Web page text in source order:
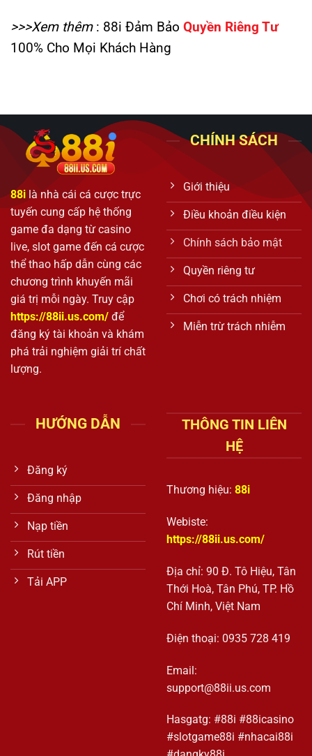
>>>Xem thêm: 88i Đảm Bảo Quyền Riêng Tư
100% Cho Mọi Khách Hàng
88i là nhà cái cá cược trực
tuyến cung cấp hệ thống
game đa dạng từ casino
live, slot game đến cá cược
thể thao hấp dẫn cùng các
chương trình khuyến mãi
giá trị mỗi ngày. Truy cập
https://88ii.us.com/ để
đăng ký tài khoản và khám
phá trải nghiệm giải trí chất
lượng.
CHÍNH SÁCH
Giới thiệu
Điều khoản điều kiện
Chính sách bảo mật
Quyền riêng tư
Chơi có trách nhiệm
Miễn trừ trách nhiễm
HƯỚNG DẪN
Đăng ký
Đăng nhập
Nạp tiền
Rút tiền
Tải APP
THÔNG TIN LIÊN
HỆ
Thương hiệu: 88i
Webiste:
https://88ii.us.com/
Địa chỉ: 90 Đ. Tô Hiệu, Tân
Thới Hoà, Tân Phú, TP. Hồ
Chí Minh, Việt Nam
Điện thoại: 0935 728 419
Email:
support@88ii.us.com
Hasgatg: #88i #88icasino
#slotgame88i #nhacai88i